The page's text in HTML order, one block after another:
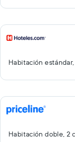
Habitación
Habitación doble, 2